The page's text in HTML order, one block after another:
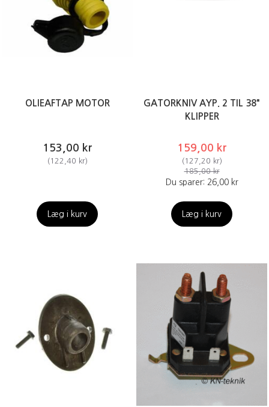
OLIEAFTAP MOTOR
153,00 kr
(122,40 kr)
Læg i kurv
GATORKNIV AYP. 2 TIL 38"
KLIPPER
159,00 kr
(127,20 kr)
185,00 kr
Du sparer: 26,00 kr
Læg i kurv